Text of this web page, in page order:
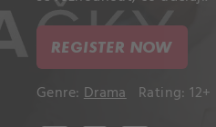
REGISTER NOW
Genre: Drama Rating: 12+